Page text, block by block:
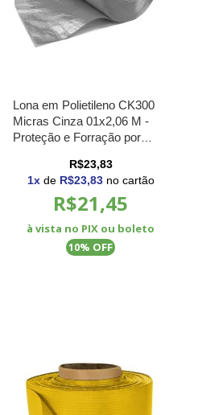
Lona em Polietileno CK300
Micras Cinza 01x2,06 M -
Proteção e Forração por
R$23,83
1xde R$23,83no cartão
R$21,45
à vista no PIX ou boleto
10% OFF